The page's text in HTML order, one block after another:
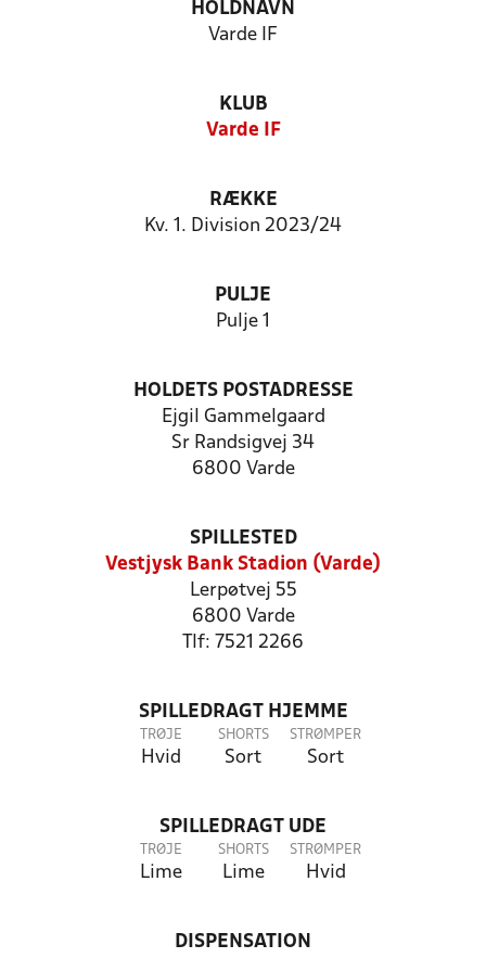
HOLDNAVN
Varde IF
KLUB
Varde IF
RÆKKE
Kv. 1. Division 2023/24
PULJE
Pulje 1
HOLDETS POSTADRESSE
Ejgil Gammelgaard
Sr Randsigvej 34
6800 Varde
SPILLESTED
Vestjysk Bank Stadion (Varde)
Lerpøtvej 55
6800 Varde
Tlf: 7521 2266
SPILLEDRAGT HJEMME
TRØJE
Hvid
SHORTS
Sort
STRØMPER
Sort
SPILLEDRAGT UDE
TRØJE
Lime
SHORTS
Lime
STRØMPER
Hvid
DISPENSATION